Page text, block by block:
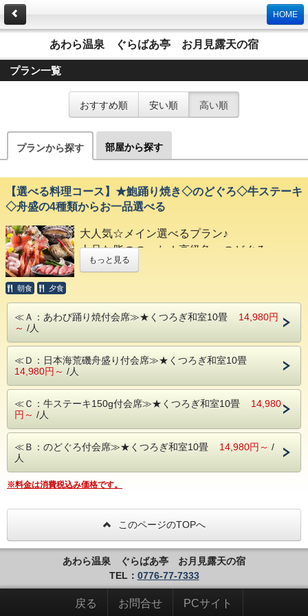
HOME
あわら温泉 ぐらばあ亭 お月見露天の宿
プラン一覧
おすすめ順 安い順 高い順
プランから探す 部屋から探す
【選べる料理コース】★鮑踊り焼き◇のどぐろ◇牛ステーキ
◇舟盛の4種類からお一品選べる
大人気☆メイン選べるプラン♪
上品な脂ののった★高級魚≪のどぐろ≫
とれとれ★ピチピチ旬魚≪舟盛り≫
歯ごたえ抜群★目の前で豪快に≪あわび踊焼
お好きなものでご予約ください！
☆携帯・スマホからご予約のお客様へ注意事
スマホからご予約時、PCとは異なり
宿泊プランがランダムに表記されておりま
※お客様より、よく選んでませんとお声を承
プラン選択時にお部屋タイプと
内容をご確認下さいませ。
※プラン選択を変更したい場合は、
必ずお電話にて事前にご連絡くださいま
せ。(メールは不可)
※ご宿泊日当日メイン料理のできかねますの
もっと見る
朝食 夕食
≪Ａ：あわび踊り焼付会席≫★くつろぎ和室10畳 14,980円
～ /人
≪Ｄ：日本海荒磯舟盛り付会席≫★くつろぎ和室10畳
14,980円～ /人
≪Ｃ：牛ステーキ150g付会席≫★くつろぎ和室10畳 14,980
円～ /人
≪Ｂ：のどぐろ付会席≫★くつろぎ和室10畳 14,980円～ /
人
※料金は消費税込み価格です。
このページのTOPへ
あわら温泉 ぐらばあ亭 お月見露天の宿
TEL： 0776-77-7333
戻る お問合せ PCサイト